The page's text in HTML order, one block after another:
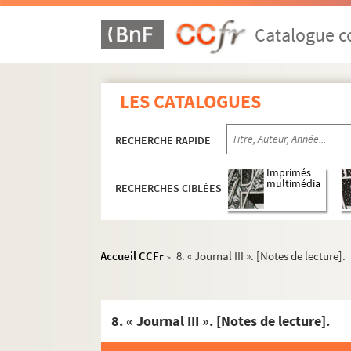
Catalogue
LES CATALOGUES
RECHERCHE RAPIDE
RECHERCHES CIBLÉES
Imprimés
multimédia
Accueil CCFr > 8. « Journal III ». [Notes de lecture].
8. « Journal III ». [Notes de lecture].
Ms. 2888 à 2992. Catalogue des manuscrits
Ms. 2893. José Cabanis. « L’âge ingrat ».